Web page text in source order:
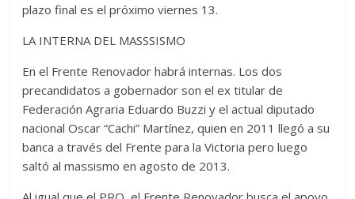
plazo final es el próximo viernes 13.
LA INTERNA DEL MASSSISMO
En el Frente Renovador habrá internas. Los dos
precandidatos a gobernador son el ex titular de
Federación Agraria Eduardo Buzzi y el actual diputado
nacional Oscar “Cachi” Martínez, quien en 2011 llegó a su
banca a través del Frente para la Victoria pero luego
saltó al massismo en agosto de 2013.